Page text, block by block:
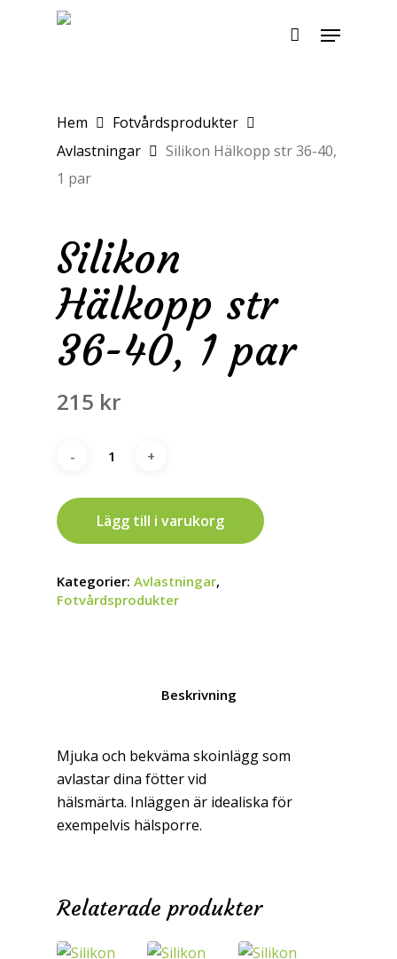
Menu
Hem
Fotvårdsprodukter
Avlastningar
Silikon Hälkopp str 36-40,
1 par
Silikon
Hälkopp str
36-40, 1 par
215 kr
Lägg till i varukorg
Kategorier: Avlastningar,
Fotvårdsprodukter
Beskrivning
Mjuka och bekväma skoinlägg som
avlastar dina fötter vid
hälsmärta. Inläggen är idealiska för
exempelvis hälsporre.
Relaterade produkter